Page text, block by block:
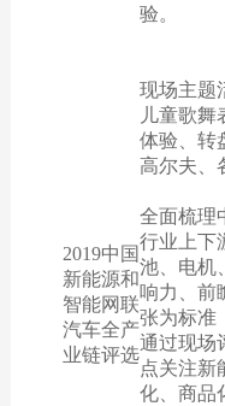
验。
现场主题
儿童歌舞
体验、转
高尔夫、
2019中国
新能源和
智能网联
汽车全产
业链评选
全面梳理
行业上下
池、电机
响力、前
张为标准
通过现场
点关注新
化、商品